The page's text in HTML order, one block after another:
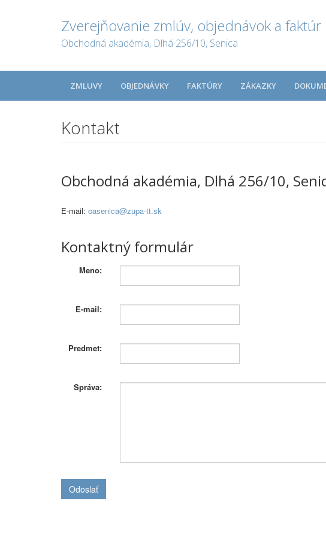
Zverejňovanie zmlúv, objednávok a faktúr
Obchodná akadémia, Dlhá 256/10, Senica
ZMLUVY OBJEDNÁVKY FAKTÚRY ZÁKAZKY
Kontakt
Obchodná akadémia, Dlhá 256/10,
E-mail: oasenica@zupa-tt.sk
Kontaktný formulár
Meno:
E-mail:
Predmet:
Správa:
Odoslať